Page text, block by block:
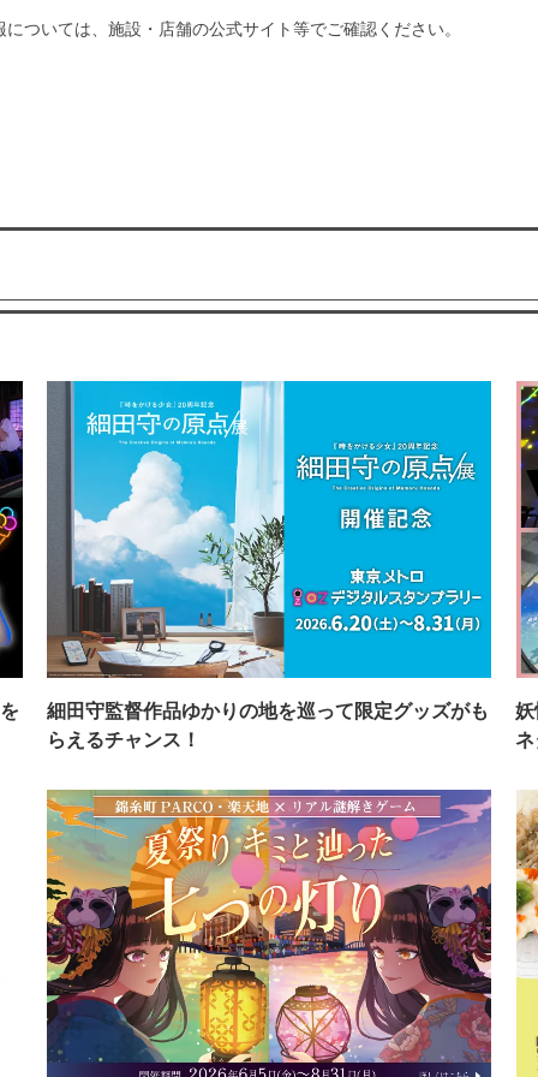
ついては、施設・店舗の公式サイト等でご確認ください。
細田守監督作品ゆかりの地を巡って限定グッズがも
らえるチャンス！